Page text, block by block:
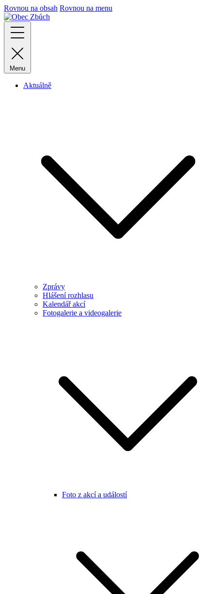
Rovnou na obsah Rovnou na menu
Menu
Aktuálně
Zprávy
Hlášení rozhlasu
Kalendář akcí
Fotogalerie a videogalerie
Foto z akcí a událostí